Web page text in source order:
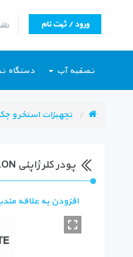
تلفن: ورود / ثبت نام
تصفیه آب دستگاه
تجهیزات استخر و
پودر کلر ژاپنی STAR CHLON
افزودن به علاقه